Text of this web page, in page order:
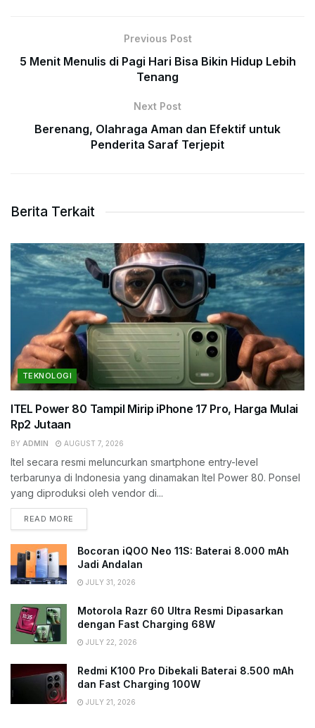
Previous Post
5 Menit Menulis di Pagi Hari Bisa Bikin Hidup Lebih
Tenang
Next Post
Berenang, Olahraga Aman dan Efektif untuk
Penderita Saraf Terjepit
Berita Terkait
TEKNOLOGI
ITEL Power 80 Tampil Mirip iPhone 17 Pro, Harga Mulai
Rp2 Jutaan
BY ADMIN AUGUST 7, 2026
Itel secara resmi meluncurkan smartphone entry-level
terbarunya di Indonesia yang dinamakan Itel Power 80. Ponsel
yang diproduksi oleh vendor di...
READ MORE
Bocoran iQOO Neo 11S: Baterai 8.000 mAh
Jadi Andalan
JULY 31, 2026
Motorola Razr 60 Ultra Resmi Dipasarkan
dengan Fast Charging 68W
JULY 22, 2026
Redmi K100 Pro Dibekali Baterai 8.500 mAh
dan Fast Charging 100W
JULY 21, 2026